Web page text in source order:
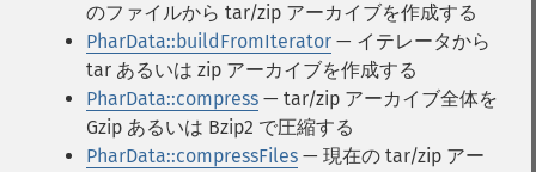
のファイルから tar/zip アーカイブを作成する
PharData::buildFromIterator — イテレータから
tar あるいは zip アーカイブを作成する
PharData::compress — tar/zip アーカイブ全体を
Gzip あるいは Bzip2 で圧縮する
PharData::compressFiles — 現在の tar/zip アー